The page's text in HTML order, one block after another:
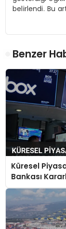
belirlendi. Bu
Benzer
Küresel
Bankası